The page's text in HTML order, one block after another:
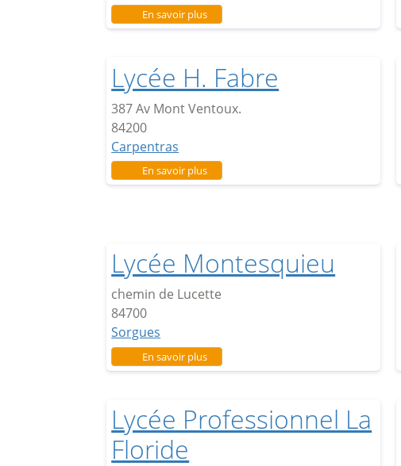
En savoir plussur Lycée Dumas
Lycée H. Fabre
387 Av Mont Ventoux.
84200
Carpentras
En savoir plussur Lycée H. Fabre
Lycée Montesquieu
chemin de Lucette
84700
Sorgues
En savoir plussur Lycée Montesquieu
Lycée Professionnel La
Floride